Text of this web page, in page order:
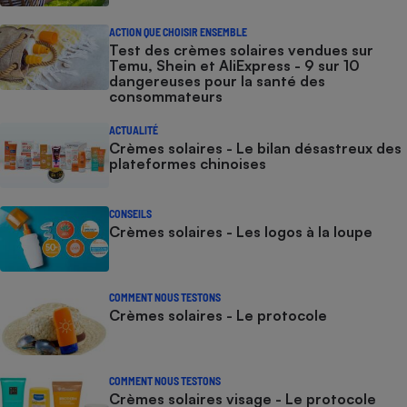
ACTION QUE CHOISIR ENSEMBLE
Test des crèmes solaires vendues sur
Temu, Shein et AliExpress - 9 sur 10
dangereuses pour la santé des
consommateurs
ACTUALITÉ
Crèmes solaires - Le bilan désastreux des
plateformes chinoises
CONSEILS
Crèmes solaires - Les logos à la loupe
COMMENT NOUS TESTONS
Crèmes solaires - Le protocole
COMMENT NOUS TESTONS
Crèmes solaires visage - Le protocole